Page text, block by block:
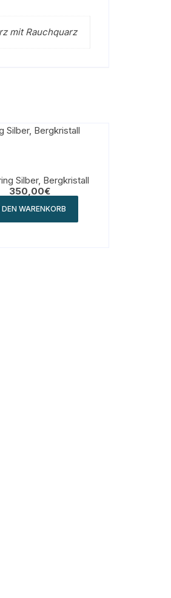
mit Rauchquarz
Silber, Bergkristall
350,00€
DEN WARENKORB